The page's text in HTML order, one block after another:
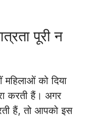
पूरी न
महिलाओं को दिया
करती हैं। अगर
हैं, तो आपको इस